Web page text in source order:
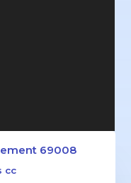
69008
cc